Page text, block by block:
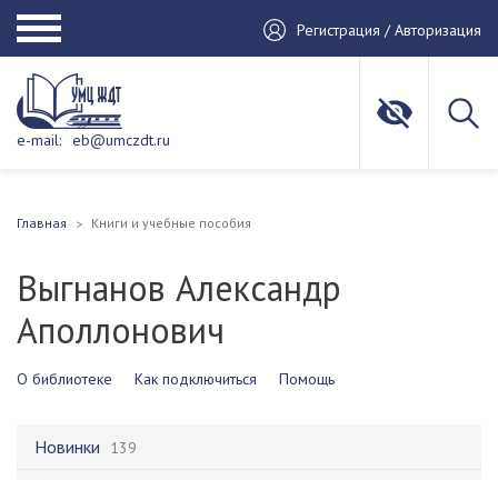
Регистрация / Авторизация
e-mail: eb@umczdt.ru
Главная Книги и учебные пособия
Выгнанов Александр
Аполлонович
О библиотеке Как подключиться Помощь
Новинки 139